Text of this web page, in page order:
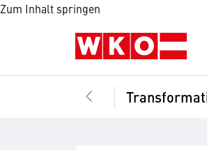
Zum Inhalt springen